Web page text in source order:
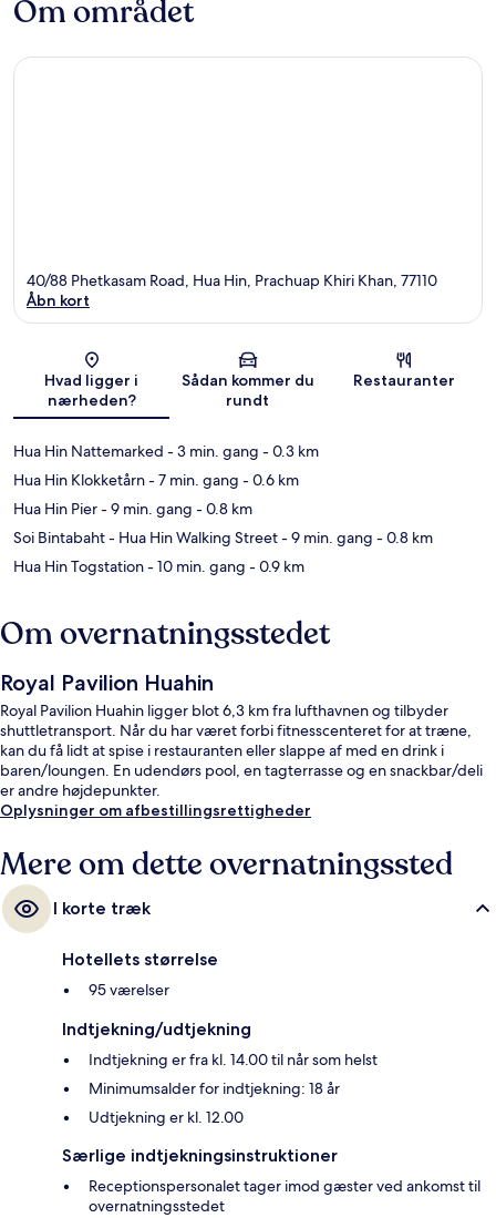
Om området
Kort
40/88 Phetkasam Road, Hua Hin, Prachuap Khiri Khan, 77110
Åbn kort
Hvad ligger i
nærheden?
Sådan kommer du
rundt
Restauranter
Hua Hin Nattemarked - 3 min. gang - 0.3 km
Hua Hin Klokketårn- 7 min. gang - 0.6 km
Hua Hin Pier- 9 min. gang - 0.8 km
Soi Bintabaht - Hua Hin Walking Street- 9 min. gang - 0.8 km
Hua Hin Togstation- 10 min. gang - 0.9 km
Om overnatningsstedet
Royal Pavilion Huahin
Royal Pavilion Huahin ligger blot 6,3 km fra lufthavnen og tilbyder
shuttletransport. Når du har været forbi fitnesscenteret for at træne,
kan du få lidt at spise i restauranten eller slappe af med en drink i
baren/loungen. En udendørs pool, en tagterrasse og en snackbar/deli
er andre højdepunkter.
Oplysninger om afbestillingsrettigheder
Mere om dette overnatningssted
I korte træk
Hotellets størrelse
95 værelser
Indtjekning/udtjekning
Indtjekning er fra kl. 14.00 til når som helst
Minimumsalder for indtjekning: 18 år
Udtjekning er kl. 12.00
Særlige indtjekningsinstruktioner
Receptionspersonalet tager imod gæster ved ankomst til
overnatningsstedet